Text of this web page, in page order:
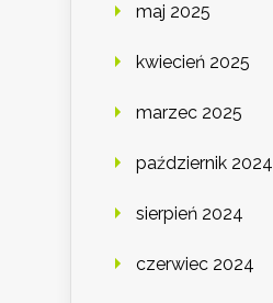
maj 2025
kwiecień 2025
marzec 2025
październik 2024
sierpień 2024
czerwiec 2024